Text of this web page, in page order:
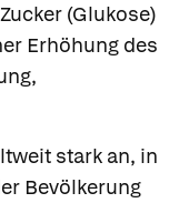
(Glukose)
Erhöhung des
,
stark an, in
Bevölkerung